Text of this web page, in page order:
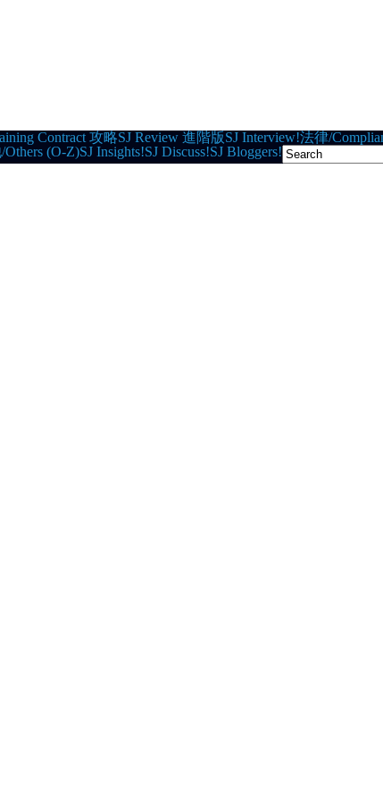
Contract 攻略SJ Review 進階版SJ Interview!法律/
Others (O-Z)SJ Insights!SJ Discuss!SJ Bloggers!